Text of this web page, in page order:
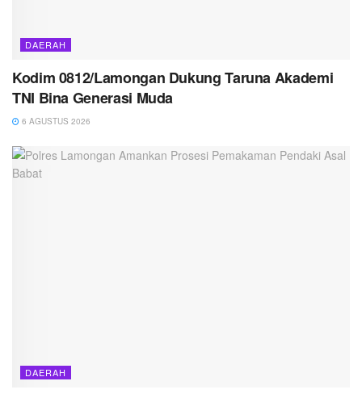
DAERAH
Kodim 0812/Lamongan Dukung Taruna Akademi
TNI Bina Generasi Muda
6 AGUSTUS 2026
DAERAH